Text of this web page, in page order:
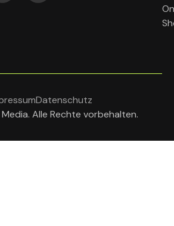
Datenschutz
Alle Rechte vorbehalten.